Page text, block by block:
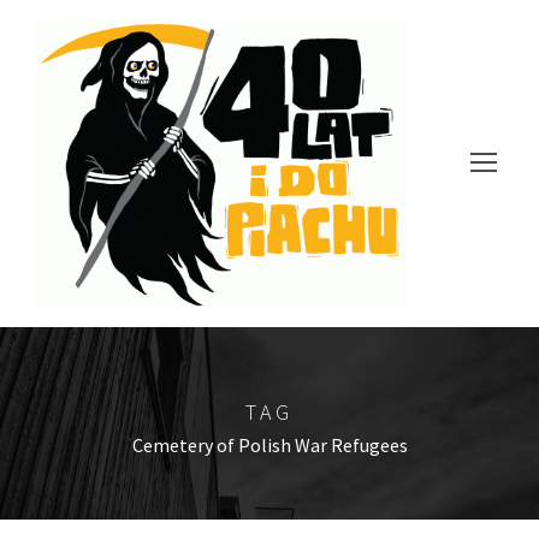
TAG
Cemetery of Polish War Refugees